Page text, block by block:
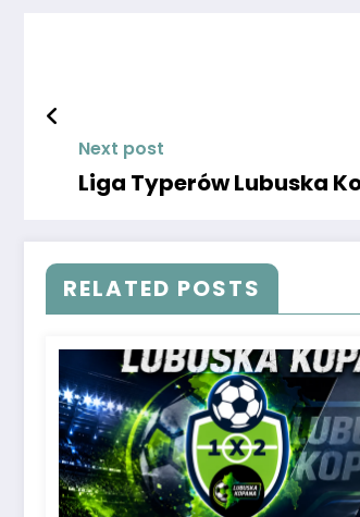
Next post
Liga Typerów Lubuska
RELATED POSTS